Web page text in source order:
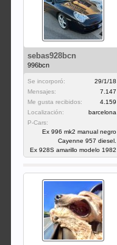
sebas928bcn
996bcn
Se incorporó:
29/1/18
Mensajes:
7.147
Me gusta recibidos:
4.159
Localización:
barcelona
P-Cars:
Ex 996 mk2 manual negro
Cayenne 957 diesel.
Ex 928S amarillo modelo 1982